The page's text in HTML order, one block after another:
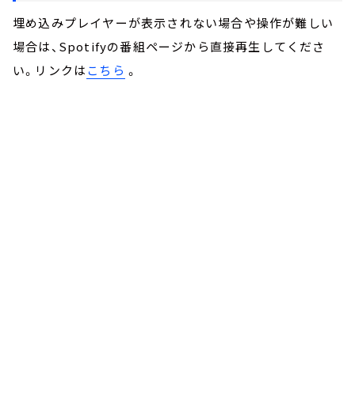
埋め込みプレイヤーが表示されない場合や操作が難しい
場合は、Spotifyの番組ページから直接再生してくださ
い。リンクはこちら 。